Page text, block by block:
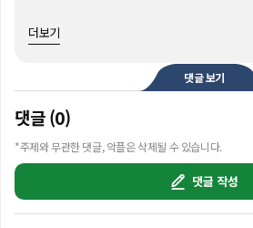
최소 노출
외출 자제
그늘에서 휴식
날씨 확인
안전 살피기
여름, 시원하고 안전하게 보내세요~!
더보기
댓글 보기
댓글 (0)
*주제와 무관한 댓글, 악플은 삭제될 수 있습니다.
댓글 작성